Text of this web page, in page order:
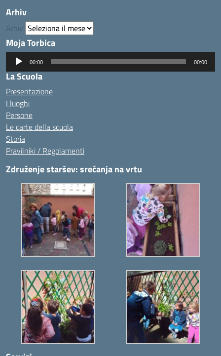
Arhiv
Arhiv
Moja Torbica
Audio
Player
00:00 00:00
La Scuola
Presentazione
I luoghi
Persone
Le carte della scuola
Storia
Pravilniki / Regolamenti
Združenje staršev: srečanja na vrtu